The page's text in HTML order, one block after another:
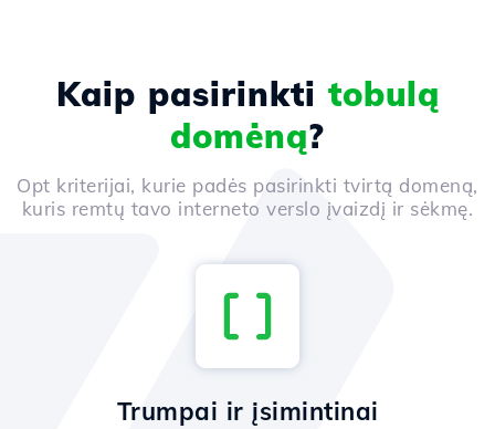
Kaip pasirinkti tobulą
domėną?
Opt kriterijai, kurie padės pasirinkti tvirtą domeną,
kuris remtų tavo interneto verslo įvaizdį ir sėkmę.
Trumpai ir įsimintinai